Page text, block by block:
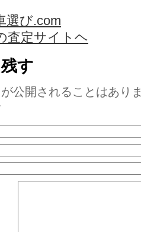
選び.com
査定サイトヘ
す
公開されることはあり